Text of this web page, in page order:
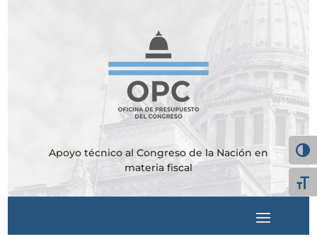
Apoyo técnico al Congreso de la Nación en
materia fiscal